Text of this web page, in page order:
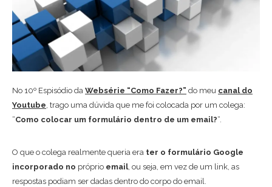
No 10º Espisódio da Websérie “Como Fazer?” do meu canal do
Youtube, trago uma dúvida que me foi colocada por um colega:
“Como colocar um formulário dentro de um email?“.
O que o colega realmente queria era ter o formulário Google
incorporado no próprio email, ou seja, em vez de um link, as
respostas podiam ser dadas dentro do corpo do email.